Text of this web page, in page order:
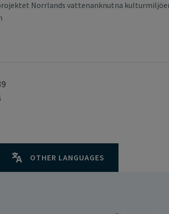
Norrlands vattenanknutna
OTHER LANGUAGES